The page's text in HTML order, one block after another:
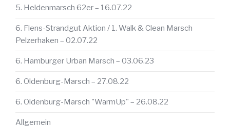
5. Heldenmarsch 62er – 16.07.22
6. Flens-Strandgut Aktion / 1. Walk & Clean Marsch
Pelzerhaken – 02.07.22
6. Hamburger Urban Marsch – 03.06.23
6. Oldenburg-Marsch – 27.08.22
6. Oldenburg-Marsch "WarmUp" – 26.08.22
Allgemein